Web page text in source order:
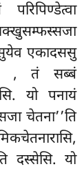
एकादससु
, तं सब्बं
यो पनायं
चेतना’’ति
दस्सेसि. यो